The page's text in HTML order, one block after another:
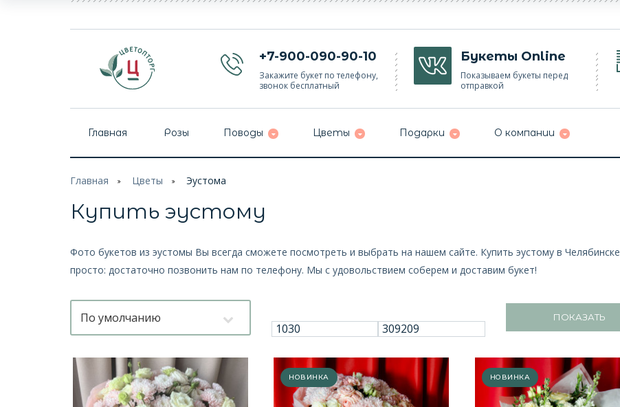
+7-900-090-90-10
Закажите букет по телефону,
звонок бесплатный
Букеты Online
Показываем букеты перед
отправкой
Главная Розы Поводы Цветы Подарки О компании
Главная Цветы Эустома
Купить эустому
Фото букетов из эустомы Вы всегда сможете посмотреть и выбрать на нашем сайте. Купить эустому в Челябинске
просто: достаточно позвонить нам по телефону. Мы с удовольствием соберем и доставим букет!
По умолчанию ПОКАЗАТЬ
НОВИНКА НОВИНКА